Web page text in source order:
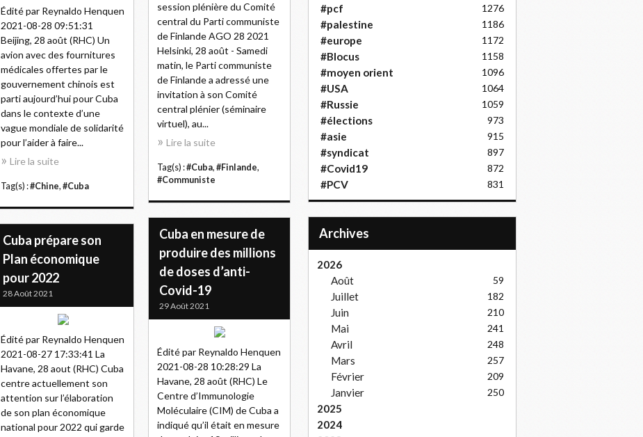
session plénière du Comité
central du Parti communiste
de Finlande AGO 28 2021
Helsinki, 28 août - Samedi
matin, le Parti communiste
de Finlande a adressé une
invitation à son Comité
central plénier (séminaire
virtuel), au...
Lire la suite
Tag(s) :#Cuba, #Finlande,
#Communiste
Édité par Reynaldo Henquen
2021-08-28 09:51:31
Beijing, 28 août (RHC) Un
avion avec des fournitures
médicales offertes par le
gouvernement chinois est
parti aujourd’hui pour Cuba
dans le contexte d’une
vague mondiale de solidarité
pour l’aider à faire...
Lire la suite
Tag(s) :#Chine, #Cuba
Cuba en mesure de
produire des millions
de doses d’anti-
Covid-19
29 Août 2021
Édité par Reynaldo Henquen
2021-08-28 10:28:29 La
Havane, 28 août (RHC) Le
Centre d’Immunologie
Moléculaire (CIM) de Cuba a
indiqué qu’il était en mesure
Cuba prépare son
Plan économique
pour 2022
28 Août 2021
Édité par Reynaldo Henquen
2021-08-27 17:33:41 La
Havane, 28 aout (RHC) Cuba
centre actuellement son
attention sur l’élaboration
de son plan économique
national pour 2022 qui garde
#pcf 1276
#palestine 1186
#europe 1172
#Blocus 1158
#moyen orient 1096
#USA 1064
#Russie 1059
#élections 973
#asie 915
#syndicat 897
#Covid19 872
#PCV 831
Archives
2026
Août
59
Juillet 182
Juin 210
Mai 241
Avril 248
Mars 257
Février 209
Janvier 250
2025
2024